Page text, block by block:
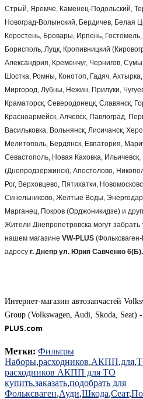
Стрый, Яремче, Каменец-Подольский,
Новоград-Волынский, Бердичев, Белая
Коростень, Бровары, Ирпень, Гостомель,
Борисполь, Луцк, Кропивницкий
Александрия, Кременчуг, Чернигов,
Шостка, Ромны, Конотоп, Гадяч, Ахтырка,
Миргород, Лубны, Нежин, Прилуки,
Краматорск, Северодонецк, Славянск,
Красноармейск, Алчевск, Павлоград,
Васильковка, Вольнянск, Лисичанск,
Мелитополь, Бердянск, Евпатория,
Севастополь, Новая Каховка, Ильичевск,
(Днепродзержинск), Апостолово,
Рог, Верховцево, Пятихатки,
Синельниково, Желтые Воды, Энергодар,
Марганец, Покров (Орджоникидзе) и
Жители Днепропетровска могут забрать
нашем магазине VW-PLUS
адресу г. Днепр ул. Юрия Савченко 6(Б).
Интернет-магазин автозапчастей
Group (Volkswagen, Audi, Skoda, Seat) -
PLUS.com
Метки: Фильтры
Наборы,расходников,АКПП,для,
расходников АКПП для ТО
купить,заказать,подобрать для
Фольксваген,Ауди,Шкода,Сеат,